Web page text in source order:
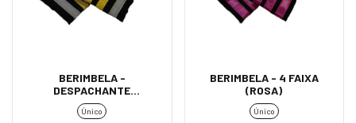
BERIMBELA -
DESPACHANTE
OPERACIONAL DE VOO
(DOV)
Único
BERIMBELA - 4 FAIXA
(ROSA)
Único